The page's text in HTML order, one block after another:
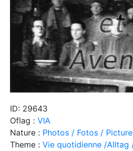
ID: 29643
Oflag : VIA
Nature : Photos / Fotos /
Theme : Vie quotidienne /Alltag